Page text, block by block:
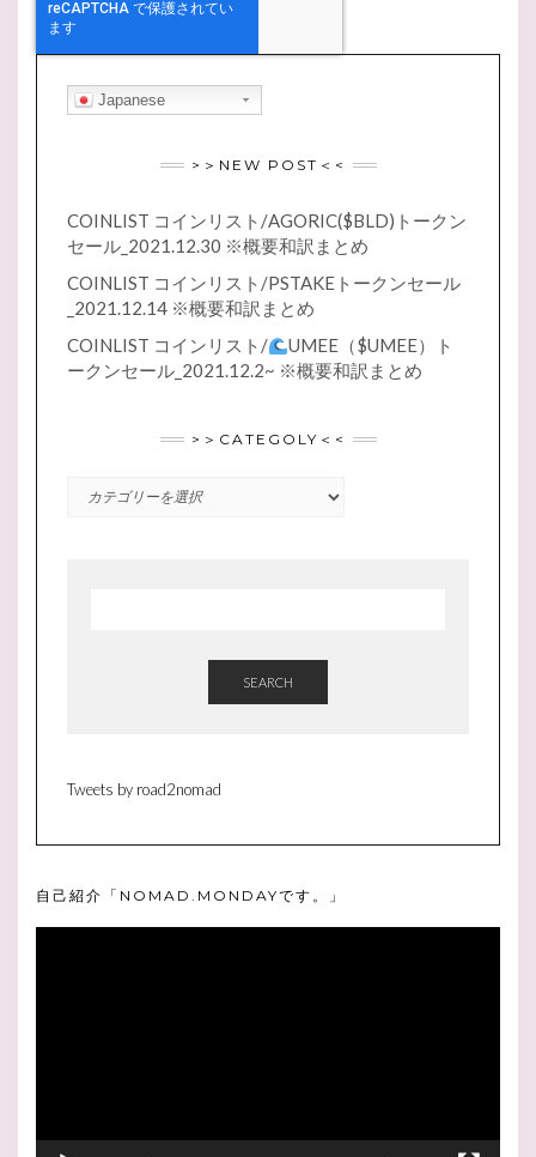
Japanese
>＞NEW POST＜<
COINLIST コインリスト/AGORIC($BLD)トークン
セール_2021.12.30 ※概要和訳まとめ
COINLIST コインリスト/PSTAKEトークンセール
_2021.12.14 ※概要和訳まとめ
COINLIST コインリスト/
UMEE（$UMEE）ト
ークンセール_2021.12.2~ ※概要和訳まとめ
>＞CATEGOLY＜<
SEARCH
Tweets by road2nomad
自己紹介「NOMAD.MONDAYです。」